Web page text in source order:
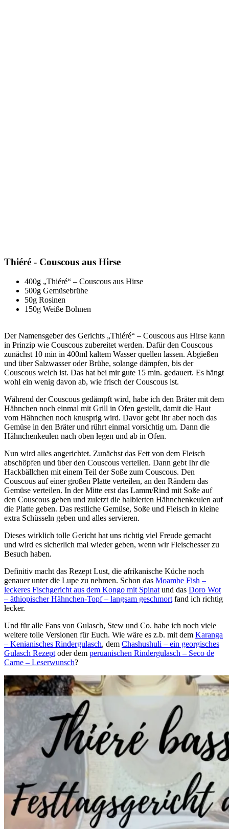
Thiéré - Couscous aus Hirse
400g „Thiéré“ – Couscous aus Hirse
500g Gemüsebrühe
50g Rosinen
150g Weiße Bohnen
Der Namensgeber des Gerichts „Thiéré“ – Couscous aus Hirse kann
in Prinzip wie Couscous zubereitet werden. Dafür den Couscous
zunächst 10 min in 400ml kaltem Wasser quellen lassen. Abgießen
und über Salzwasser oder Brühe, solange dämpfen, bis der
Couscous weich ist. Das hat bei mir gute 15 min. gedauert. Es hängt
wohl ein wenig davon ab, wie frisch der Couscous ist.
Während der Couscous gedämpft wird, habe ich den Bräter mit dem
Hähnchen noch einmal mit Grill in Ofen gestellt, damit die Haut
vom Hähnchen noch knusprig wird. Davor gebt Ihr aber noch das
Gemüse in den Bräter und rührt einmal vorsichtig um. Dann die
Hähnchenkeulen nach oben legen und ab in Ofen.
Nun wird alles angerichtet. Zunächst das Fett von dem Fleisch
abschöpfen und über den Couscous verteilen. Dann gebt Ihr die
Hackbällchen mit einem Teil der Soße zum Couscous. Den
Couscous auf einer großen Platte verteilen, an den Rändern das
Gemüse verteilen. In der Mitte erst das Lamm/Rind mit Soße auf
den Couscous geben und zuletzt die halbierten Hähnchenkeulen auf
die Platte geben. Das restliche Gemüse, Soße und Fleisch in kleine
extra Schüsseln geben und alles servieren.
Dieses wirklich tolle Gericht hat uns richtig viel Freude gemacht
und wird es sicherlich mal wieder geben, wenn wir Fleischesser zu
Besuch haben.
Definitiv macht das Rezept Lust, die afrikanische Küche noch
genauer unter die Lupe zu nehmen. Schon das Moambe Fish –
leckeres Fischgericht aus dem Kongo mit Spinatund das Doro Wot
– äthiopischer Hähnchen-Topf – langsam geschmortfand ich richtig
lecker.
Und für alle Fans von Gulasch, Stew und Co. habe ich noch viele
weitere tolle Versionen für Euch. Wie wäre es z.b. mit dem Karanga
– Kenianisches Rindergulasch, dem Chashushuli – ein georgisches
Gulasch Rezeptoder dem peruanischen Rindergulasch – Seco de
Carne – Leserwunsch?